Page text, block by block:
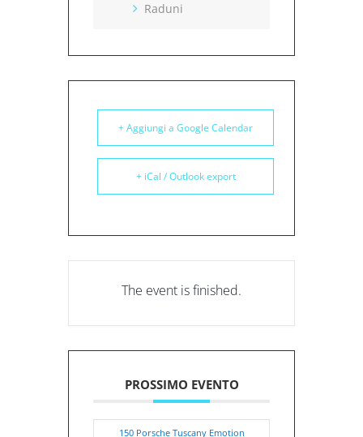
Raduni
+ Aggiungi a Google Calendar
+ iCal / Outlook export
The event is finished.
PROSSIMO EVENTO
150 Porsche Tuscany Emotion